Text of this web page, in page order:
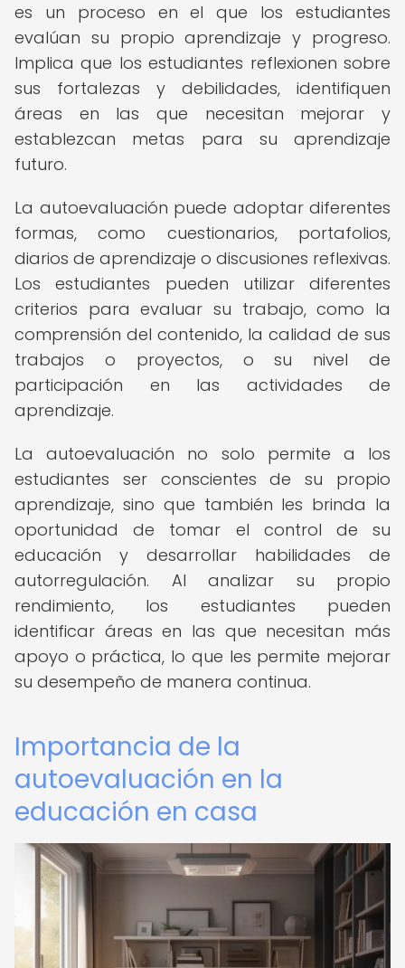
es un proceso en el que los estudiantes
evalúan su propio aprendizaje y progreso.
Implica que los estudiantes reflexionen sobre
sus fortalezas y debilidades, identifiquen
áreas en las que necesitan mejorar y
establezcan metas para su aprendizaje
futuro.
La autoevaluación puede adoptar diferentes
formas, como cuestionarios, portafolios,
diarios de aprendizaje o discusiones reflexivas.
Los estudiantes pueden utilizar diferentes
criterios para evaluar su trabajo, como la
comprensión del contenido, la calidad de sus
trabajos o proyectos, o su nivel de
participación en las actividades de
aprendizaje.
La autoevaluación no solo permite a los
estudiantes ser conscientes de su propio
aprendizaje, sino que también les brinda la
oportunidad de tomar el control de su
educación y desarrollar habilidades de
autorregulación. Al analizar su propio
rendimiento, los estudiantes pueden
identificar áreas en las que necesitan más
apoyo o práctica, lo que les permite mejorar
su desempeño de manera continua.
Importancia de la
autoevaluación en la
educación en casa